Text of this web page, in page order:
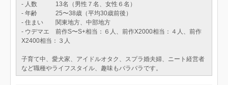
- 人数 13名（男性７名、女性６名）
- 年齢 25〜38歳（平均30歳前後）
- 住まい 関東地方、中部地方
- ウデマエ 前作S〜S+相当：６人、前作X2000相当：４人、前作
X2400相当：３人
子育て中、愛犬家、アイドルオタク、スプラ婚夫婦、ニート経営者
など職種やライフスタイル、趣味もバラバラです。